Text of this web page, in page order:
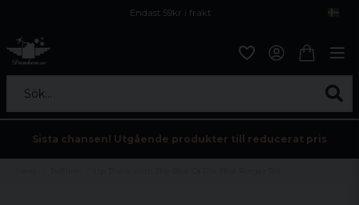
Endast 59kr i frakt
Sök...
Sista chansen! Utgående produkter till reducerat pris